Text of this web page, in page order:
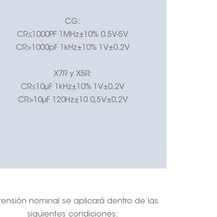
CG:
CR≤1000PF 1MHz±10% 0.5V-5V
CR>1000pF 1kHz±10% 1V±0.2V
X7R y X5R:
CR≤10μF 1kHz±10% 1V±0.2V
CR>10μF 120Hz±10 0,5V±0,2V
nominal se aplicará dentro de las
siguientes condiciones: